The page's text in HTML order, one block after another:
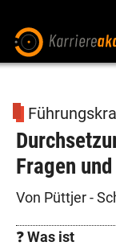
ENGLISCHE
E-LEARNING
FAQ
BERATUNG
Fragen
Von Püttjer -
❓ Was ist